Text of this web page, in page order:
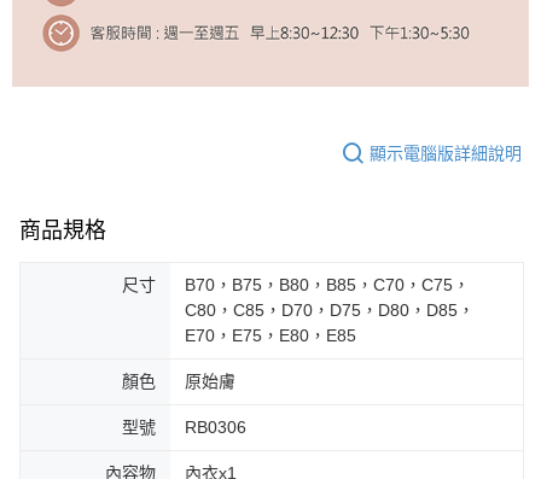
顯示電腦版詳細說明
商品規格
尺寸
B70，B75，B80，B85，C70，C75，
C80，C85，D70，D75，D80，D85，
E70，E75，E80，E85
顏色 原始膚
型號 RB0306
內容物 內衣x1